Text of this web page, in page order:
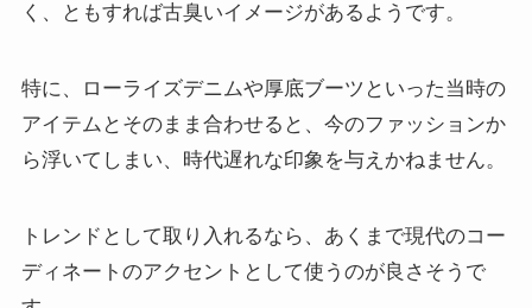
く、ともすれば古臭いイメージがあるようです。
特に、ローライズデニムや厚底ブーツといった当時の
アイテムとそのまま合わせると、今のファッションか
ら浮いてしまい、時代遅れな印象を与えかねません。
トレンドとして取り入れるなら、あくまで現代のコー
ディネートのアクセントとして使うのが良さそうで